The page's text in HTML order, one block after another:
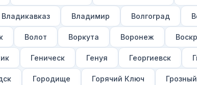
Владикавказ Владимир Волгоград
Волот Воркута Воронеж
Геническ Генуя Георгиевск
Городище Горячий Ключ Грозный